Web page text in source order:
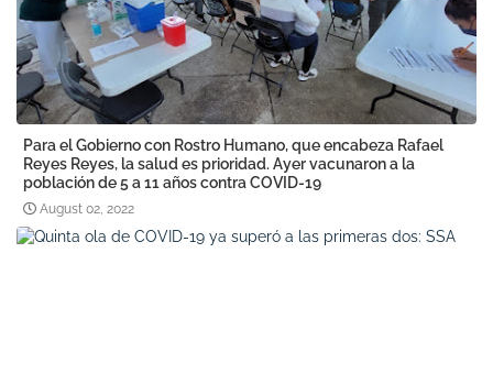
Para el Gobierno con Rostro Humano, que encabeza Rafael
Reyes Reyes, la salud es prioridad. Ayer vacunaron a la
población de 5 a 11 años contra COVID-19
August 02, 2022